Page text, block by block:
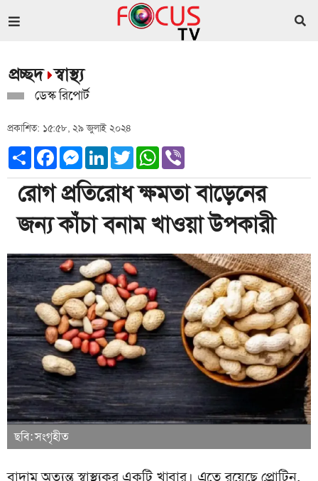
প্রচ্ছদ স্বাস্থ্য
ডেস্ক রিপোর্ট
প্রকাশিত: ১৫:৫৮, ২৯ জুলাই ২০২৪
ShareFacebookMessenger
LinkedInTwitterWhatsApp
রোগ প্রতিরোধ ক্ষমতা বাড়েনের
জন‌্য কাঁচা বনাম খাওয়া উপকারী
ছবি: সংগৃহীত
বাদাম অত্যন্ত স্বাস্থ্যকর একটি খাবার। এতে রয়েছে প্রোটিন,